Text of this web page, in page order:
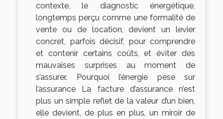
contexte, le diagnostic énergétique,
longtemps perçu comme une formalité de
vente ou de location, devient un levier
concret, parfois décisif, pour comprendre
et contenir certains coûts, et éviter des
mauvaises surprises au moment de
s’assurer. Pourquoi l’énergie pèse sur
l’assurance La facture d’assurance n’est
plus un simple reflet de la valeur d’un bien,
elle devient, de plus en plus, un miroir de